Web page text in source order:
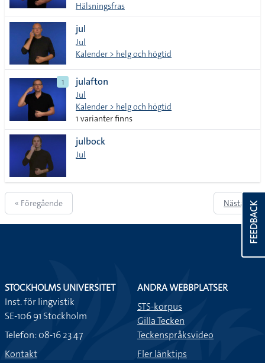
Hälsningsfras
jul
Jul
Kalender > helg och högtid
1 julafton
Jul
Kalender > helg och högtid
1 varianter finns
julbock
Jul
« Föregående Nästa » FEEDBACK
STOCKHOLMS UNIVERSITET
Inst. för lingvistik
SE-106 91 Stockholm
Telefon: 08-16 23 47
Kontakt
ANDRA WEBBPLATSER
STS-korpus
Gilla Tecken
Teckenspråksvideo
Fler länktips